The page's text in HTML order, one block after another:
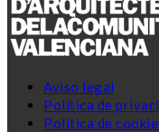
Aviso legal
Política de
Política de